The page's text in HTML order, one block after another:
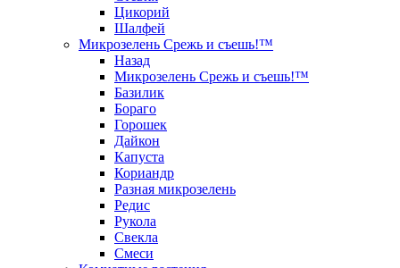
Цикорий
Шалфей
Микрозелень Срежь и съешь!™
Назад
Микрозелень Срежь и съешь!™
Базилик
Бораго
Горошек
Дайкон
Капуста
Кориандр
Разная микрозелень
Редис
Рукола
Свекла
Смеси